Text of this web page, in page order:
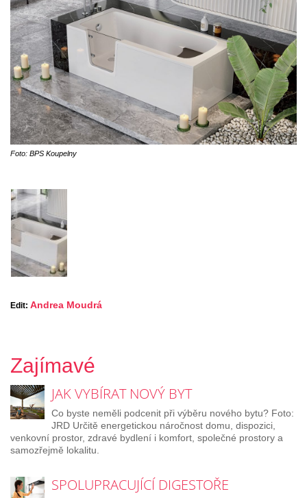
Foto: BPS Koupelny
Edit: Andrea Moudrá
Zajímavé
JAK VYBÍRAT NOVÝ BYT
Co byste neměli podcenit při výběru nového bytu? Foto:
JRD Určitě energetickou náročnost domu, dispozici,
venkovní prostor, zdravé bydlení i komfort, společné prostory a
samozřejmě lokalitu.
SPOLUPRACUJÍCÍ DIGESTOŘE